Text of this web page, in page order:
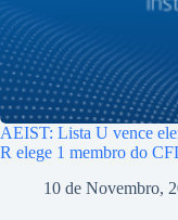
AEIST: Lista U vence
R elege 1 membro do
10 de Novembro,